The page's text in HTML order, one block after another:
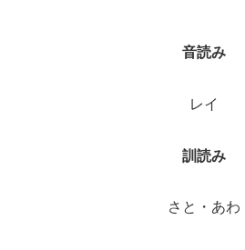
音読み
レイ
訓読み
さと・あわ